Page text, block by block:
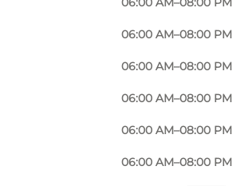
06:00 AM–08:00 PM
06:00 AM–08:00 PM
06:00 AM–08:00 PM
06:00 AM–08:00 PM
06:00 AM–08:00 PM